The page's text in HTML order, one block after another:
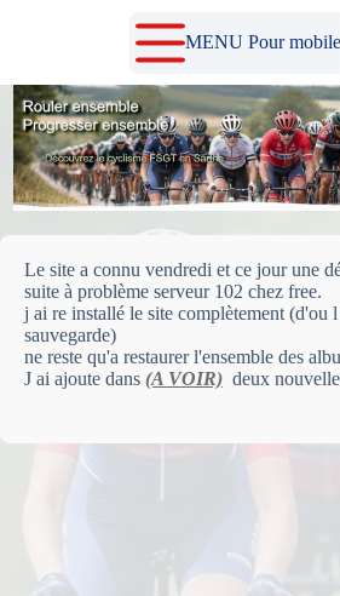
MENU Pour mobile
Le site a connu vendredi et ce jour une
suite à problème serveur 102 chez free.
j ai re installé le site complètement (d'ou
sauvegarde)
ne reste qu'a restaurer l'ensemble des
J ai ajoute dans (A VOIR) deux